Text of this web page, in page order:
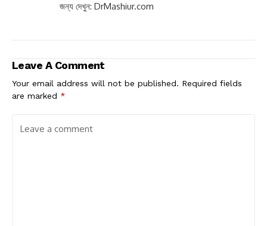
জন্য দেখুন: DrMashiur.com
Leave A Comment
Your email address will not be published. Required fields
are marked *